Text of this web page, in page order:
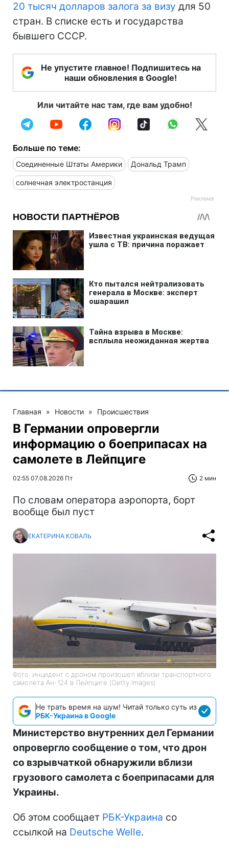
20 тысяч долларов залога за визу для 50
стран. В списке есть и государства
бывшего СССР.
Не упустите главное! Подпишитесь на
наши обновления в Google!
Или читайте нас там, где вам удобно!
Больше по теме:
Соединенные Штаты Америки Дональд Трамп
солнечная электростанция
Главная » Новости » Происшествия
В Германии опровергли
информацию о боеприпасах на
самолете в Лейпциге
02:55 07.08.2026 Пт 2 мин
По словам оператора аэропорта, борт
вообще был пуст
ЕКАТЕРИНА КОВАЛЬ
Фото: инцидент с дроном произошел вблизи транспортного
самолета Ан-124 в Лейпциге (Getty Images)
Не трать время на шум! Читай только суть из
РБК-Украина в Google
Министерство внутренних дел Германии
опровергло сообщение о том, что дрон
со взрывчаткой обнаружили вблизи
грузового самолета с боеприпасами для
Украины.
Об этом сообщает РБК-Украина со
ссылкой на Deutsche Welle.